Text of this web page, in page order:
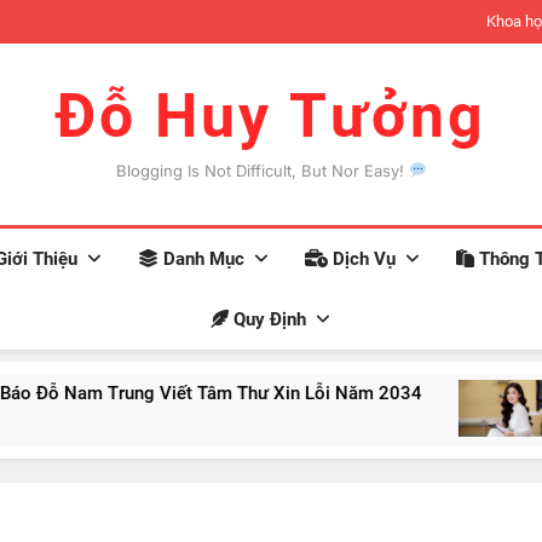
Khoa
Đỗ Huy Tưởng
Blogging Is Not Difficult, But Nor Easy!
Thiệu Danh Mục Dịch Vụ Thông
Quy Định
Trung Viết Tâm Thư Xin Lỗi Năm 2034 10
Aug